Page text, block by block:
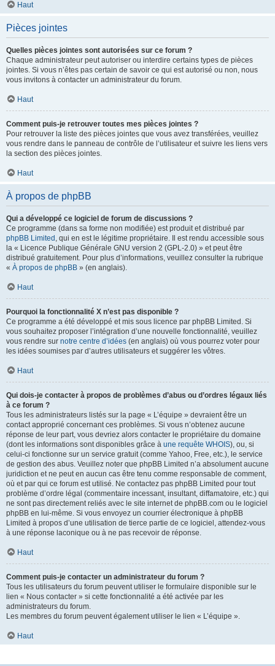
Haut
Pièces jointes
Quelles pièces jointes sont autorisées sur ce forum ?
Chaque administrateur peut autoriser ou interdire certains types de pièces
jointes. Si vous n’êtes pas certain de savoir ce qui est autorisé ou non, nous
vous invitons à contacter un administrateur du forum.
Haut
Comment puis-je retrouver toutes mes pièces jointes ?
Pour retrouver la liste des pièces jointes que vous avez transférées, veuillez
vous rendre dans le panneau de contrôle de l’utilisateur et suivre les liens vers
la section des pièces jointes.
Haut
À propos de phpBB
Qui a développé ce logiciel de forum de discussions ?
Ce programme (dans sa forme non modifiée) est produit et distribué par
phpBB Limited , qui en est le légitime propriétaire. Il est rendu accessible sous
la « Licence Publique Générale GNU version 2 (GPL-2.0) » et peut être
distribué gratuitement. Pour plus d’informations, veuillez consulter la rubrique
« À propos de phpBB » (en anglais).
Haut
Pourquoi la fonctionnalité X n’est pas disponible ?
Ce programme a été développé et mis sous licence par phpBB Limited. Si
vous souhaitez proposer l’intégration d’une nouvelle fonctionnalité, veuillez
vous rendre sur notre centre d’idées (en anglais) où vous pourrez voter pour
les idées soumises par d’autres utilisateurs et suggérer les vôtres.
Haut
Qui dois-je contacter à propos de problèmes d’abus ou d’ordres légaux liés
à ce forum ?
Tous les administrateurs listés sur la page « L’équipe » devraient être un
contact approprié concernant ces problèmes. Si vous n’obtenez aucune
réponse de leur part, vous devriez alors contacter le propriétaire du domaine
(dont les informations sont disponibles grâce à une requête WHOIS), ou, si
celui-ci fonctionne sur un service gratuit (comme Yahoo, Free, etc.), le service
de gestion des abus. Veuillez noter que phpBB Limited n’a absolument aucune
juridiction et ne peut en aucun cas être tenu comme responsable de comment,
où et par qui ce forum est utilisé. Ne contactez pas phpBB Limited pour tout
problème d’ordre légal (commentaire incessant, insultant, diffamatoire, etc.) qui
ne sont pas directement reliés avec le site internet de phpBB.com ou le logiciel
phpBB en lui-même. Si vous envoyez un courrier électronique à phpBB
Limited à propos d’une utilisation de tierce partie de ce logiciel, attendez-vous
à une réponse laconique ou à ne pas recevoir de réponse.
Haut
Comment puis-je contacter un administrateur du forum ?
Tous les utilisateurs du forum peuvent utiliser le formulaire disponible sur le
lien « Nous contacter » si cette fonctionnalité a été activée par les
administrateurs du forum.
Les membres du forum peuvent également utiliser le lien « L’équipe ».
Haut